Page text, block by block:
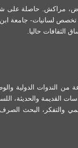
مراكش. حاصلة على
تخصص لسانيات- جامعة
الثقافات حاليا.
الدولية
القديمة والحديثة،
والتفكر، البحث